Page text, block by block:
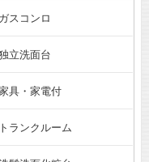
ガスコンロ
立洗面台
具・家電付
トランクルーム